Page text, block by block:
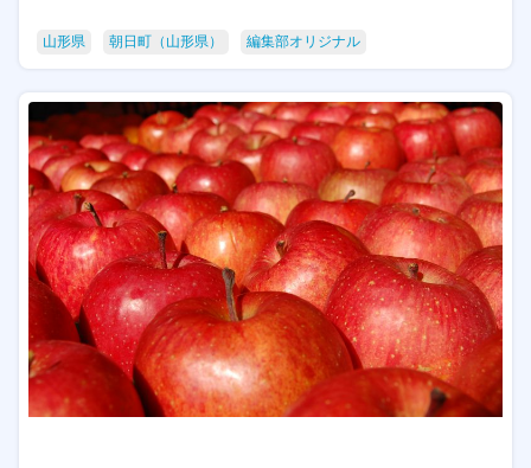
山形県 朝日町（山形県） 編集部オリジナル